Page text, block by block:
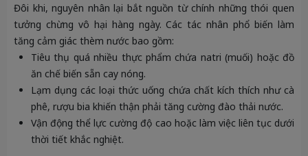
Đôi khi, nguyên nhân lại bắt nguồn từ chính những thói quen
tưởng chừng vô hại hàng ngày. Các tác nhân phổ biến làm
tăng cảm giác thèm nước bao gồm:
Tiêu thụ quá nhiều thực phẩm chứa natri (muối) hoặc đồ
ăn chế biến sẵn cay nóng.
Lạm dụng các loại thức uống chứa chất kích thích như cà
phê, rượu bia khiến thận phải tăng cường đào thải nước.
Vận động thể lực cường độ cao hoặc làm việc liên tục dưới
thời tiết khắc nghiệt.